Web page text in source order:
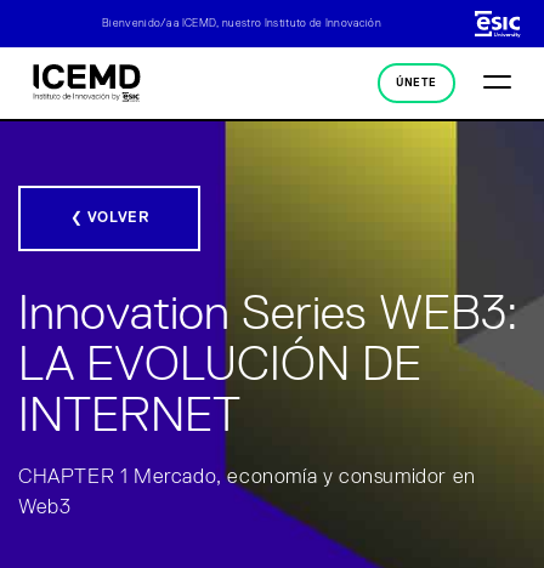
Bienvenido/a a ICEMD, nuestro Instituto de Innovación
ÚNETE
❮ VOLVER
Innovation Series WEB3:
LA EVOLUCIÓN DE
INTERNET
CHAPTER 1 Mercado, economía y consumidor en
Web3